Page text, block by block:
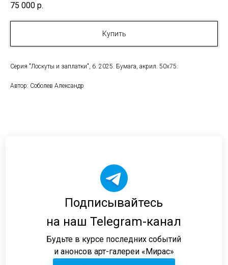
75 000 р.
Купить
Серия "Лоскуты и заплатки", 6. 2025. Бумага, акрил. 50х75.
Автор: Соболев Александр
Подписывайтесь
на наш Telegram-канал
Будьте в курсе последних событий
и анонсов арт-галереи «Мирас»